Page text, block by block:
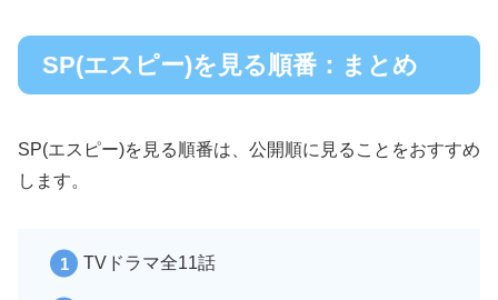
SP(エスピー)を見る順番：まとめ
SP(エスピー)を見る順番は、公開順に見ることをおすすめ
します。
TVドラマ全11話